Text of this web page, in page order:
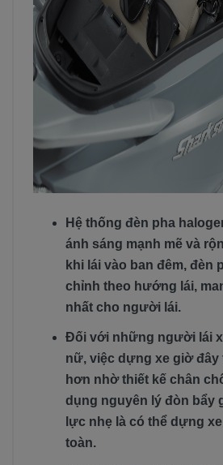
Hệ thống đèn pha
ánh sáng mạnh mẽ và
khi lái vào ban đêm, đèn
chỉnh theo hướng lái,
nhất cho người lái.
Đối với những người lái
nữ, việc dựng xe giờ đây
hơn nhờ thiết kế chân
dụng nguyên lý đòn bẩy
lực nhẹ là có thể dựng
toàn.